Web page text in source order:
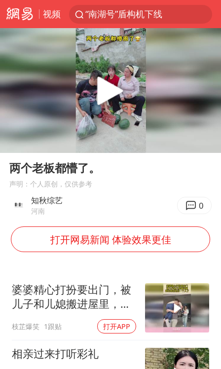
视频
“南湖号”盾构机下线
香港宏福苑火灾或由烟头引起
浙江台州《告全体市民书》
伊斯兰版北约来了吗
网约车司机充电时猝死保险拒赔
四川宜宾3.4级地震
周末打虎 宋致远被查
泰国初中生饮弹自尽前开了26枪
22岁女生独闯南太行失联12天
薛之谦杭州站演唱会取消
习近平心系体育强国建设
Play
00:00
两个老板都懵了。
声明：个人原创，仅供参考
知秋综艺
河南 0
打开网易新闻 体验效果更佳
婆婆精心打扮要出门，被
儿子和儿媳搬进屋里，再
出来就是另一个人了
枝芷爆笑 1跟贴 打开APP
相亲过来打听彩礼